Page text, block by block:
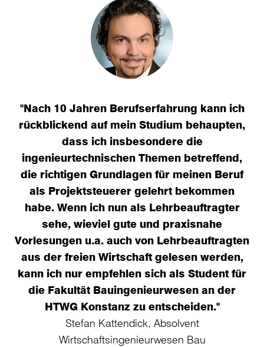
"Nach 10 Jahren Berufserfahrung kann ich
rückblickend auf mein Studium behaupten,
dass ich insbesondere die
ingenieurtechnischen Themen betreffend,
die richtigen Grundlagen für meinen Beruf
als Projektsteuerer gelehrt bekommen
habe. Wenn ich nun als Lehrbeauftragter
sehe, wieviel gute und praxisnahe
Vorlesungen u.a. auch von Lehrbeauftragten
aus der freien Wirtschaft gelesen werden,
kann ich nur empfehlen sich als Student für
die Fakultät Bauingenieurwesen an der
HTWG Konstanz zu entscheiden."
Stefan Kattendick, Absolvent
Wirtschaftsingenieurwesen Bau